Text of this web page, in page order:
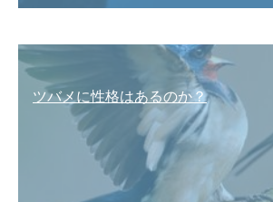
ツバメに性格はあるのか？